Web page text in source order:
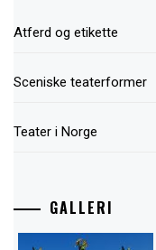
Atferd og etikette
Sceniske teaterformer
Teater i Norge
GALLERI